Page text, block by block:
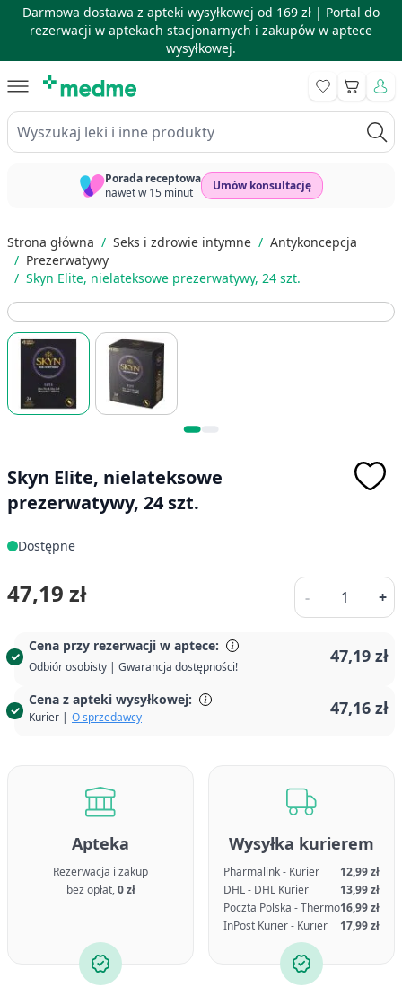
Darmowa dostawa z apteki wysyłkowej od 169 zł | Portal do
rezerwacji w aptekach stacjonarnych i zakupów w aptece
wysyłkowej.
Wyszukaj leki i inne produkty
Koszyk
Porada receptowa
nawet w 15 minut
Umów konsultację
Strona główna / Seks i zdrowie intymne / Antykoncepcja
/ Prezerwatywy
/ Skyn Elite, nielateksowe prezerwatywy, 24 szt.
Skyn Elite, nielateksowe
prezerwatywy, 24 szt.
Dostępne
Cena przy rezerwacji w aptece:
Odbiór osobisty | Gwarancja dostępności!
47,19 zł
Cena z apteki wysyłkowej:
Kurier | O sprzedawcy 47,16 zł
47,19 zł -
Ilość
+
Apteka
Rezerwacja i zakup
bez opłat,0 zł
Wysyłka kurierem
Pharmalink - Kurier
12,99 zł
DHL - DHL Kurier
13,99 zł
Poczta Polska - Thermo16,99 zł
InPost Kurier - Kurier
17,99 zł